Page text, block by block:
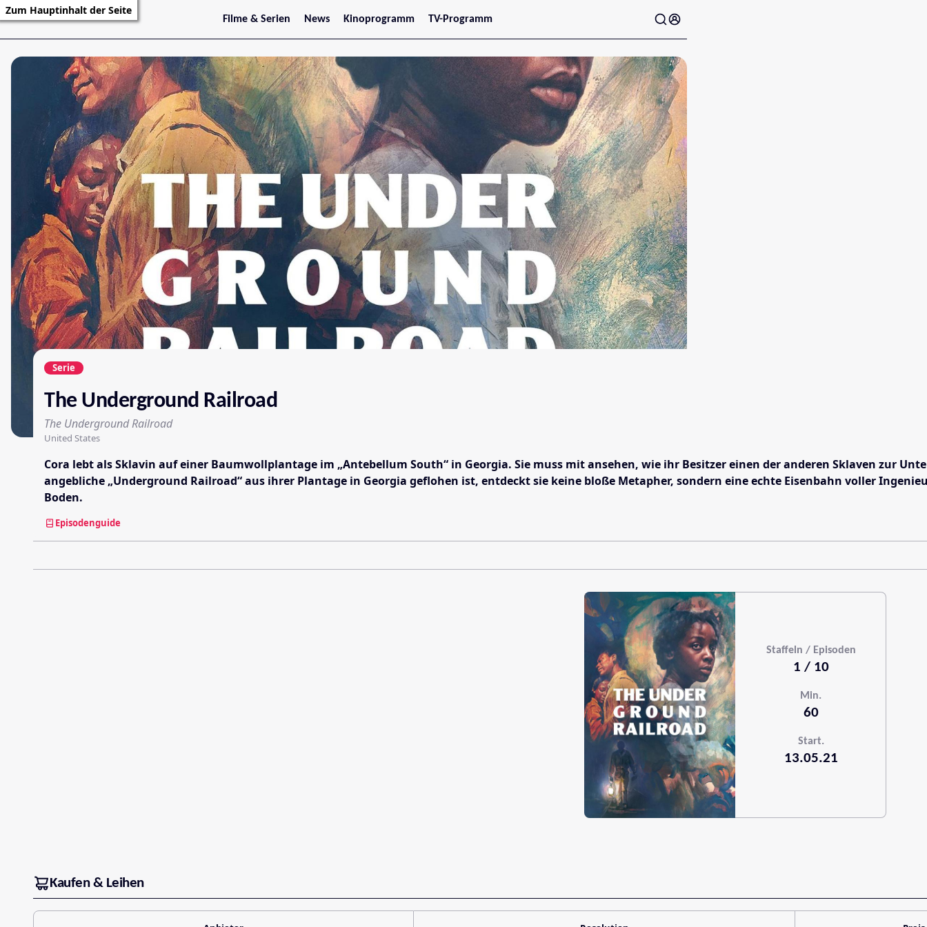
Zum Hauptinhalt der Seite
Filme & Serien
Trailer
Filmarchiv
Serienarchiv
News
Stars
Kinoprogramm
Jetzt im Kino
Niederösterreich
Oberösterreich
Steiermark
Burgenland
Kärnten
Salzburg
Tirol
Vorarlberg
TV-Programm
Serie
The Underground Railroad
The Underground Railroad
United States
Cora lebt als Sklavin auf einer Baumwollplantage im „Antebellum South“ in Georgia. Sie muss mit ansehen, wie ihr Besitzer einen der anderen Sklaven zur
angebliche „Underground Railroad“ aus ihrer Plantage in Georgia geflohen ist, entdeckt sie keine bloße Metapher, sondern eine echte Eisenbahn voller
Boden.
Episodenguide
Staffeln / Episoden
1 / 10
Min.
60
Start.
13.05.21
Kaufen & Leihen